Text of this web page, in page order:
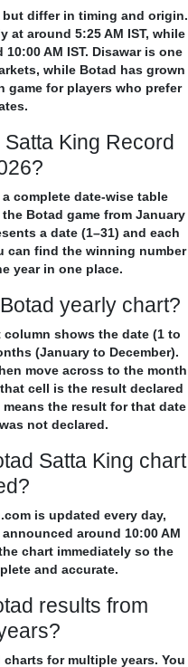
but differ in timing and origin.
at around 5:25 AM IST, while
AM IST. Disawar is one
while Botad has grown
game for players who prefer
King Record
complete date-wise table
Botad game from January
a date (1–31) and each
can find the winning number
year in one place.
yearly chart?
shows the date (1 to
(January to December).
move across to the month
cell is the result declared
the result for that date
not declared.
Satta King chart
is updated every day,
around 10:00 AM
chart immediately so the
and accurate.
results from
for multiple years. You